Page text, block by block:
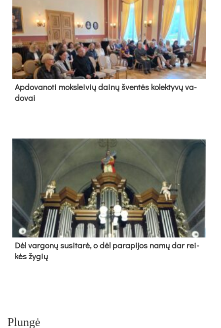
Ap­do­va­no­ti moks­lei­vių dai­nų šven­tės ko­lek­ty­vų va­
do­vai
Dėl var­go­nų su­si­ta­rė, o dėl pa­ra­pi­jos na­mų dar rei­
kės žy­gių
Plungė